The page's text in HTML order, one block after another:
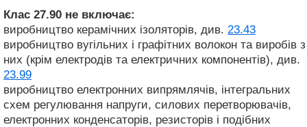
Клас 27.90 не включає:
виробництво керамічних ізоляторів, див. 23.43
виробництво вугільних і графітних волокон та виробів з
них (крім електродів та електричних компонентів), див.
23.99
виробництво електронних випрямлячів, інтегральних
схем регулювання напруги, силових перетворювачів,
електронних конденсаторів, резисторів і подібних